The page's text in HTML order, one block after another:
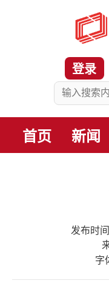
登录
首页 新闻
发布时
字